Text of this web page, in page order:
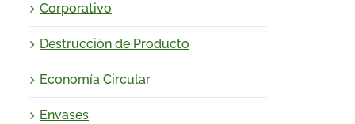
Corporativo
Destrucción de Producto
Economía Circular
Envases